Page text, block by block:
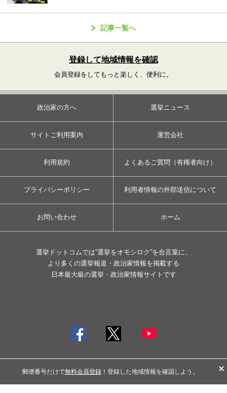
記事一覧へ
登録して地域情報を確認
会員登録をしてもっと楽しく、便利に。
政治家の方へ 選挙ニュース
サイトご利用案内 運営会社
利用規約 よくあるご質問（有権者向け）
プライバシーポリシー 利用者情報の外部送信について
お問い合わせ ホーム
選挙ドットコムでは”選挙をオモシロク”を合言葉に、
より多くの選挙報道・政治家情報を掲載する
日本最大級の選挙・政治家情報サイトです
郵便番号だけで無料会員登録！登録した地域情報を確認しよう。